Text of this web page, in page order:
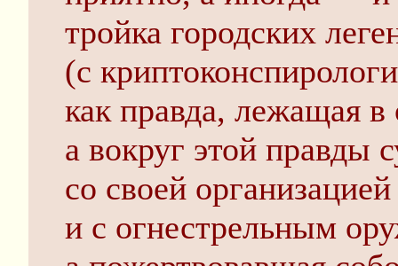
тройка городских
(с
как правда, лежащая
а вокруг этой правды
со своей
и с огнестрельным